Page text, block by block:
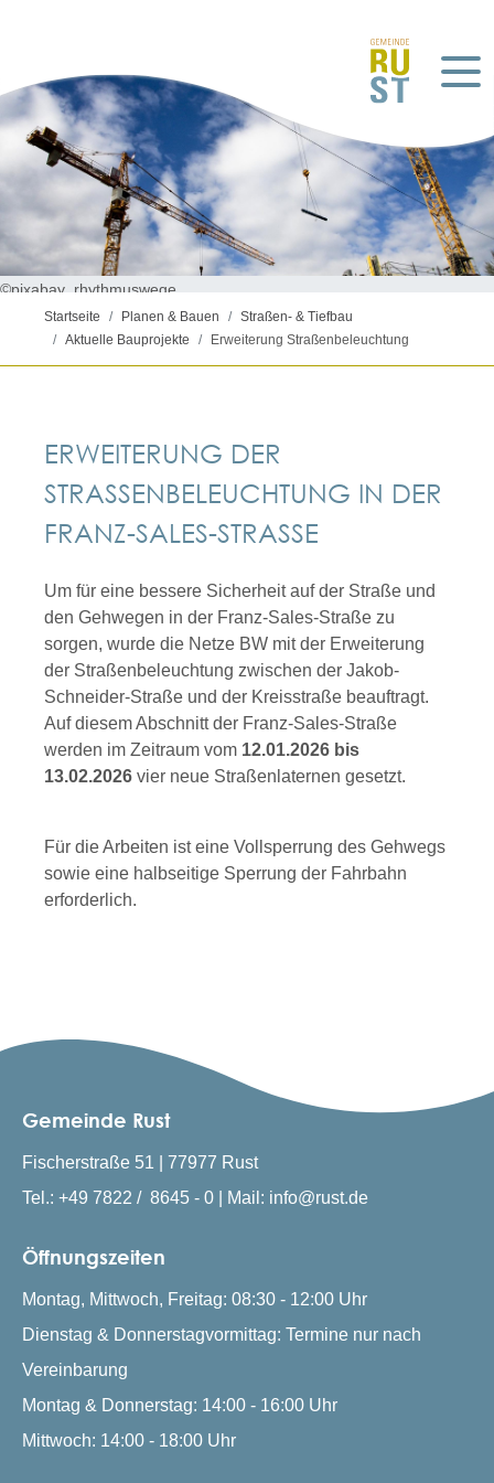
©pixabay_rhythmuswege
Startseite Planen & Bauen
Straßen- & Tiefbau
Aktuelle Bauprojekte
Erweiterung Straßenbeleuchtung
ERWEITERUNG DER
STRASSENBELEUCHTUNG IN DER F
RANZ-SALES-STRASSE
Um für eine bessere Sicherheit auf der Straße und
den Gehwegen in der Franz-Sales-Straße zu
sorgen, wurde die Netze BW mit der Erweiterung
der Straßenbeleuchtung zwischen der Jakob-
Schneider-Straße und der Kreisstraße beauftragt.
Auf diesem Abschnitt der Franz-Sales-Straße
werden im Zeitraum vom 12.01.2026 bis
13.02.2026 vier neue Straßenlaternen gesetzt.
Für die Arbeiten ist eine Vollsperrung des Gehwegs
sowie eine halbseitige Sperrung der Fahrbahn
erforderlich.
Gemeinde Rust
Fischerstraße 51 | 77977 Rust
Tel.: +49 7822 / 8645 - 0 | Mail: info@rust.de
Öffnungszeiten
Montag, Mittwoch, Freitag: 08:30 - 12:00 Uhr
Dienstag & Donnerstagvormittag: Termine nur nach
Vereinbarung
Montag & Donnerstag: 14:00 - 16:00 Uhr
Mittwoch: 14:00 - 18:00 Uhr